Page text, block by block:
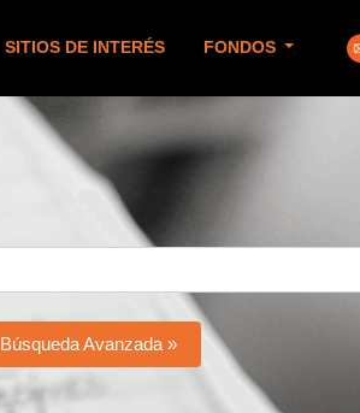
SITIOS DE INTERÉS FONDOS
Búsqueda Avanzada »